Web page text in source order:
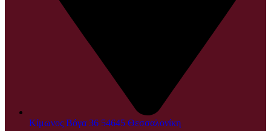
Κίμωνος Βόγα 36 54645 Θεσσαλονίκη